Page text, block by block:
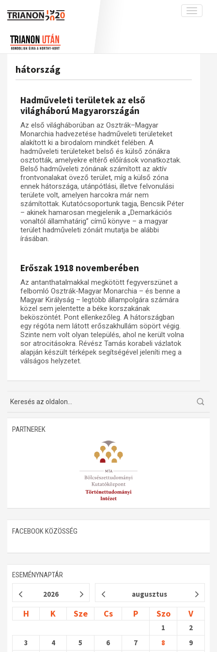
Toggle
A békerendszer megszilárdulása
Galéria
Adatbázis
Emlékművek (feltöltés alatt)
Menekültek
Visszhang
Publikációk
Kapcsolat
Trianon-kommentár
Dokumentumok
A trianoni szerződés
Műhelymunkák
hátország
Hadműveleti területek az első
világháború Magyarországán
Az első világháborúban az Osztrák–Magyar
Monarchia hadvezetése hadműveleti területeket
alakított ki a birodalom mindkét felében. A
hadműveleti területeket belső és külső zónákra
osztották, amelyekre eltérő előírások vonatkoztak.
Belső hadműveleti zónának számított az aktív
frontvonalakat övező terület, míg a külső zóna
ennek hátországa, utánpótlási, illetve felvonulási
területe volt, amelyen harcokra már nem
számítottak. Kutatócsoportunk tagja, Bencsik Péter
– akinek hamarosan megjelenik a „Demarkációs
vonaltól államhatárig” című könyve – a magyar
terület hadműveleti zónáit mutatja be alábbi
írásában.
Erőszak 1918 novemberében
Az antanthatalmakkal megkötött fegyverszünet a
felbomló Osztrák-Magyar Monarchia – és benne a
Magyar Királyság – legtöbb állampolgára számára
közel sem jelentette a béke korszakának
beköszöntét. Pont ellenkezőleg. A hátországban
egy régóta nem látott erőszakhullám söpört végig.
Szinte nem volt olyan település, ahol ne került volna
sor atrocitásokra. Révész Tamás korabeli vázlatok
alapján készült térképek segítségével jeleníti meg a
válságos helyzetet.
PARTNEREK
FACEBOOK KÖZÖSSÉG
ESEMÉNYNAPTÁR
2026 augusztus
H K Sze Cs P Szo V
1
2
3
4 5 6 7 8 9